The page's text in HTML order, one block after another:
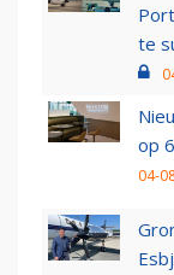
te
op
04-